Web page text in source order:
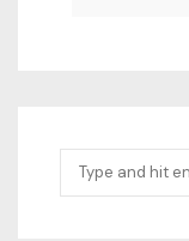
Search
for: